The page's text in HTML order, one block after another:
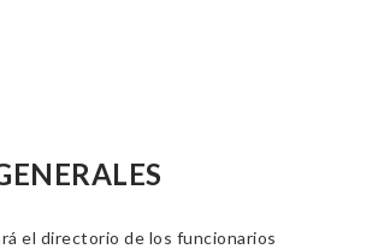
el directorio de los funcionarios